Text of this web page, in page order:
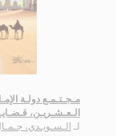
مـجـتـمـع دولـة
الـعـشـريـن،
لـ الـسـويـدي،